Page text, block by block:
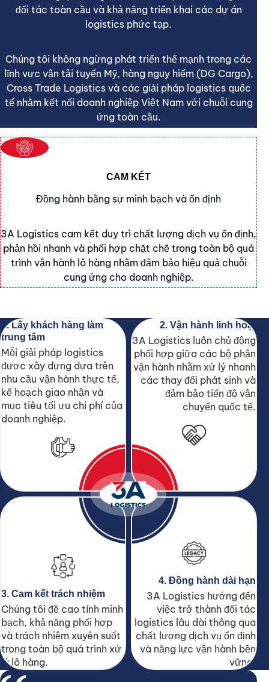
đối tác toàn cầu và khả năng triển khai các dự án
logistics phức tạp.
Chúng tôi không ngừng phát triển thế mạnh trong các
lĩnh vực vận tải tuyến Mỹ, hàng nguy hiểm (DG Cargo),
Cross Trade Logistics và các giải pháp logistics quốc
tế nhằm kết nối doanh nghiệp Việt Nam với chuỗi cung
ứng toàn cầu.
CAM KẾT
Đồng hành bằng sự minh bạch và ổn định
3A Logistics cam kết duy trì chất lượng dịch vụ ổn định,
phản hồi nhanh và phối hợp chặt chẽ trong toàn bộ quá
trình vận hành lô hàng nhằm đảm bảo hiệu quả chuỗi
cung ứng cho doanh nghiệp.
1. Lấy khách hàng làm
trung tâm
Mỗi giải pháp logistics
được xây dựng dựa trên
nhu cầu vận hành thực tế,
kế hoạch giao nhận và
mục tiêu tối ưu chi phí của
doanh nghiệp.
2. Vận hành linh hoạt
3A Logistics luôn chủ động
phối hợp giữa các bộ phận
vận hành nhằm xử lý nhanh
các thay đổi phát sinh và
đảm bảo tiến độ vận
chuyển quốc tế.
3. Cam kết trách nhiệm
Chúng tôi đề cao tính minh
bạch, khả năng phối hợp
và trách nhiệm xuyên suốt
trong toàn bộ quá trình xử
lý lô hàng.
4. Đồng hành dài hạn
3A Logistics hướng đến
việc trở thành đối tác
logistics lâu dài thông qua
chất lượng dịch vụ ổn định
và năng lực vận hành bền
vững.